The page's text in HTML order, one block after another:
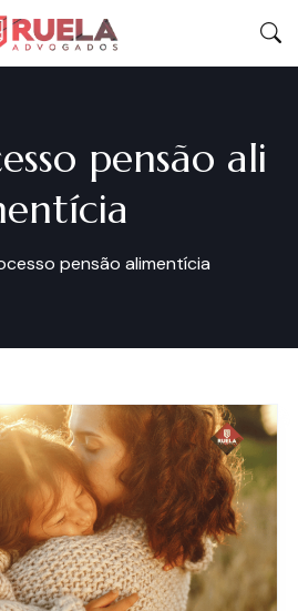
pensão ali
pensão alimentícia